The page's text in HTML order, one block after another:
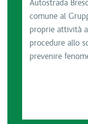
Autostrada
comune al
proprie attività
procedure allo
prevenire